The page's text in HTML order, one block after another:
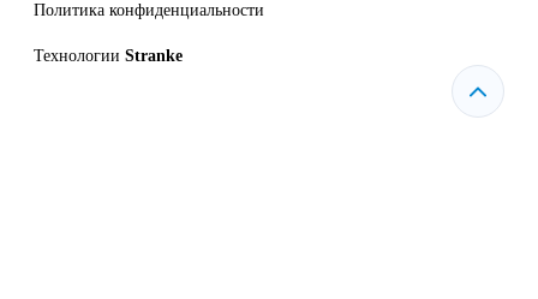
Политика конфиденциальности
Технологии Stranke